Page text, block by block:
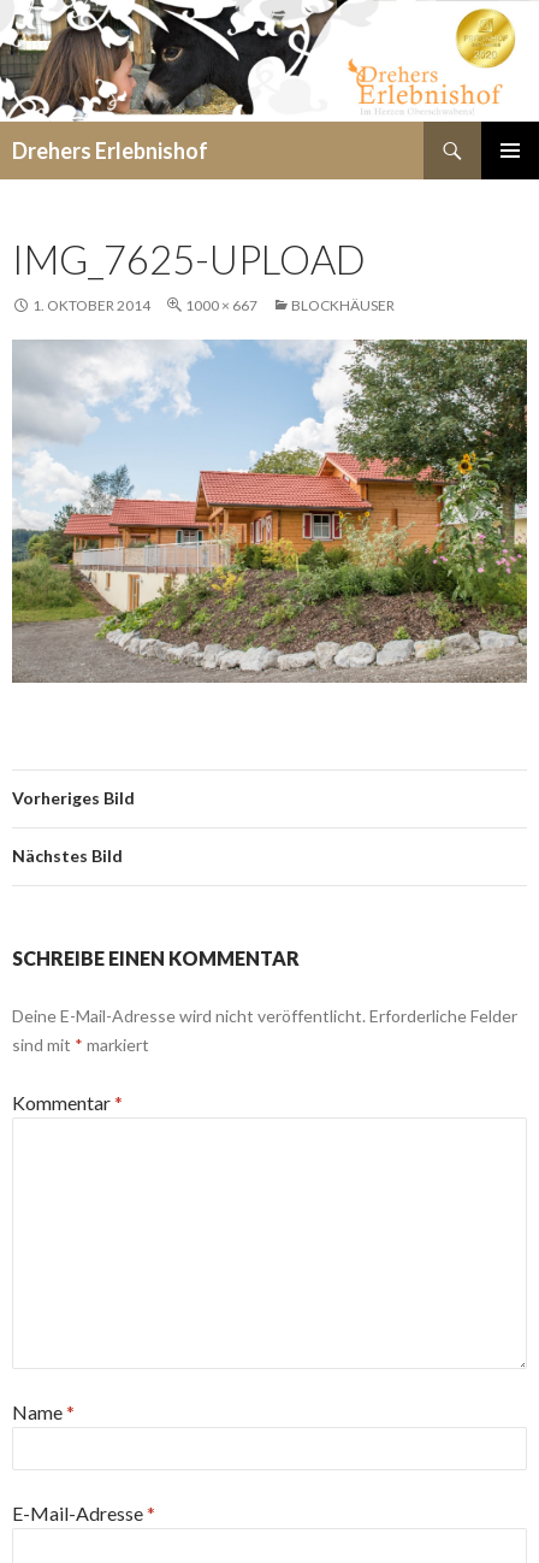
Drehers Erlebnishof
IMG_7625-UPLOAD
1. OKTOBER 2014 1000 × 667 BLOCKHÄUSER
Vorheriges Bild
Nächstes Bild
SCHREIBE EINEN KOMMENTAR
Deine E-Mail-Adresse wird nicht veröffentlicht.Erforderliche Felder
sind mit * markiert
Kommentar*
Name*
E-Mail-Adresse*